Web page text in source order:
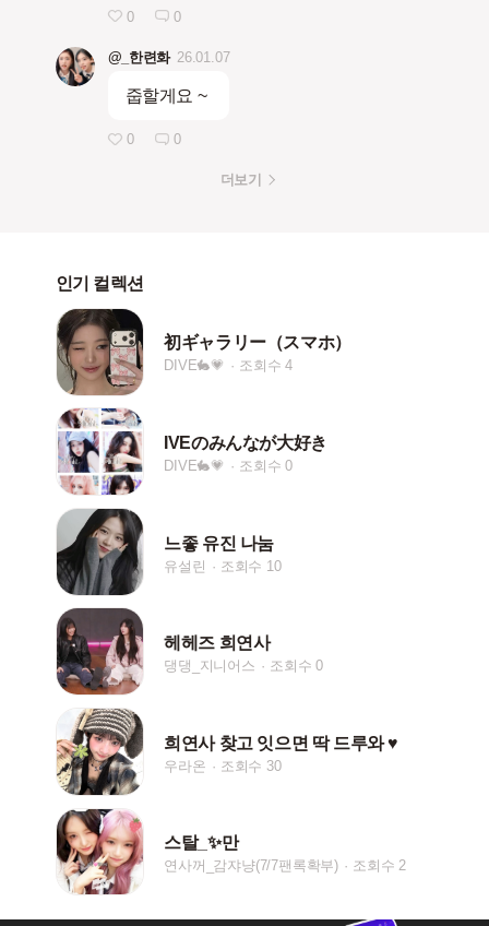
0 0
@_한련화 26.01.07
줍할게요 ~
0 0
더보기
인기 컬렉션
初ギャラリー（スマホ）
DIVE🐇💗 조회수 4
IVEのみんなが大好き
DIVE🐇💗 조회수 0
느좋 유진 나눔
유설린 조회수 10
헤헤즈 희연사
댕댕_지니어스 조회수 0
희연사 찾고 잇으면 딱 드루와 ♥︎
우라온 조회수 30
스탈_✨️만
연사꺼_감쟈냥(7/7팬록확부) 조회수 2